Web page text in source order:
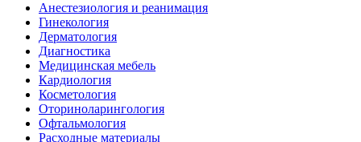
Анестезиология и реанимация
Гинекология
Дерматология
Диагностика
Медицинская мебель
Кардиология
Косметология
Оториноларингология
Офтальмология
Расходные материалы